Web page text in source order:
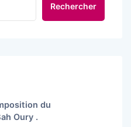
Rechercher
du
Oury .